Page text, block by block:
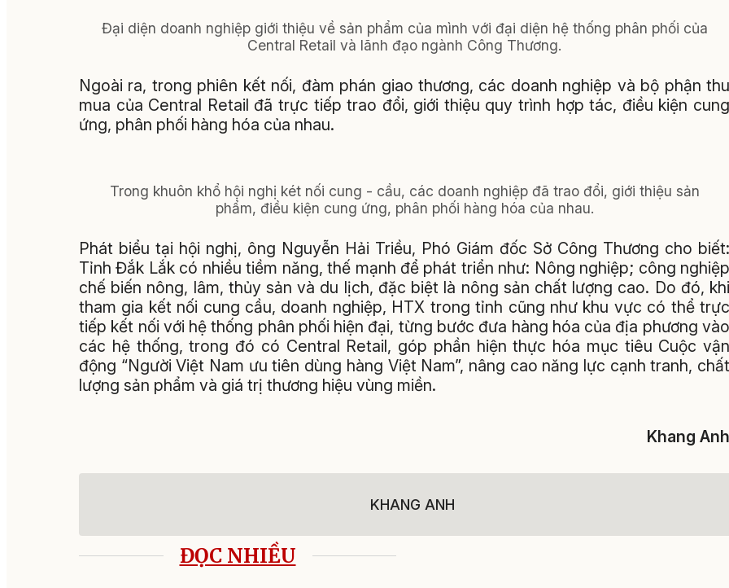
Đại diện doanh nghiệp giới thiệu về sản phẩm của mình với đại diện hệ thống phân phối của
Central Retail và lãnh đạo ngành Công Thương.
Ngoài ra, trong phiên kết nối, đàm phán giao thương, các doanh nghiệp và bộ phận thu
mua của Central Retail đã trực tiếp trao đổi, giới thiệu quy trình hợp tác, điều kiện cung
ứng, phân phối hàng hóa của nhau.
Trong khuôn khổ hội nghị két nối cung - cầu, các doanh nghiệp đã trao đổi, giới thiệu sản
phẩm, điều kiện cung ứng, phân phối hàng hóa của nhau.
Phát biểu tại hội nghị, ông Nguyễn Hải Triều, Phó Giám đốc Sở Công Thương cho biết:
Tỉnh Đắk Lắk có nhiều tiềm năng, thế mạnh để phát triển như: Nông nghiệp; công nghiệp
chế biến nông, lâm, thủy sản và du lịch, đặc biệt là nông sản chất lượng cao. Do đó, khi
tham gia kết nối cung cầu, doanh nghiệp, HTX trong tỉnh cũng như khu vực có thể trực
tiếp kết nối với hệ thống phân phối hiện đại, từng bước đưa hàng hóa của địa phương vào
các hệ thống, trong đó có Central Retail, góp phần hiện thực hóa mục tiêu Cuộc vận
động “Người Việt Nam ưu tiên dùng hàng Việt Nam”, nâng cao năng lực cạnh tranh, chất
lượng sản phẩm và giá trị thương hiệu vùng miền.
Khang Anh
KHANG ANH
ĐỌC NHIỀU